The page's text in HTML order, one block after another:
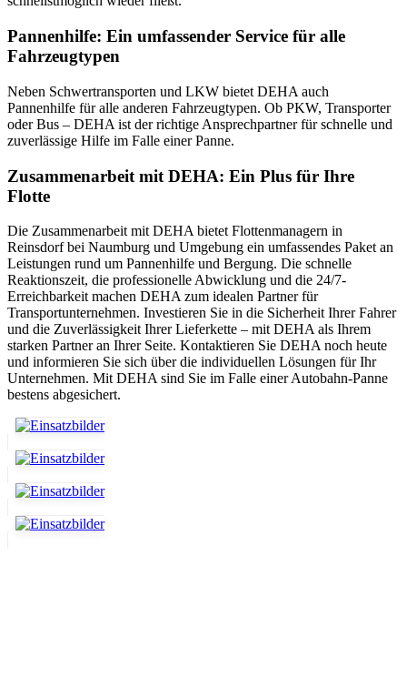
Pannenhilfe: Ein umfassender Service für alle
Fahrzeugtypen
Neben Schwertransporten und LKW bietet DEHA auch
Pannenhilfe für alle anderen Fahrzeugtypen. Ob PKW, Transporter
oder Bus – DEHA ist der richtige Ansprechpartner für schnelle und
zuverlässige Hilfe im Falle einer Panne.
Zusammenarbeit mit DEHA: Ein Plus für Ihre
Flotte
Die Zusammenarbeit mit DEHA bietet Flottenmanagern in
Reinsdorf bei Naumburg und Umgebung ein umfassendes Paket an
Leistungen rund um Pannenhilfe und Bergung. Die schnelle
Reaktionszeit, die professionelle Abwicklung und die 24/7-
Erreichbarkeit machen DEHA zum idealen Partner für
Transportunternehmen. Investieren Sie in die Sicherheit Ihrer Fahrer
und die Zuverlässigkeit Ihrer Lieferkette – mit DEHA als Ihrem
starken Partner an Ihrer Seite. Kontaktieren Sie DEHA noch heute
und informieren Sie sich über die individuellen Lösungen für Ihr
Unternehmen. Mit DEHA sind Sie im Falle einer Autobahn-Panne
bestens abgesichert.